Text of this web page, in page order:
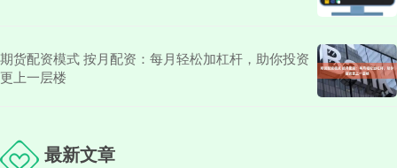
期货配资模式 按月配资：每月轻松加杠杆，助你投资
更上一层楼
最新文章